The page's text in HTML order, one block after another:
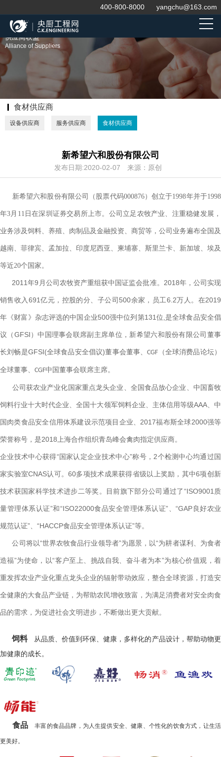
400-800-8000 yangchu@163.com
供应商联盟
Alliance of Suppliers
食材供应商
设备供应商 服务供应商 食材供应商
新希望六和股份有限公司
发布日期:2020-02-07 来源：原创
新希望六和股份有限公司（股票代码000876）创立于1998年并于1998
年3月11日在深圳证券交易所上市。公司立足农牧产业、注重稳健发展，
业务涉及饲料、养殖、肉制品及金融投资、商贸等，公司业务遍布全国及
越南、菲律宾、孟加拉、印度尼西亚、柬埔寨、斯里兰卡、新加坡、埃及
等近20个国家。
2011年9月公司农牧资产重组获中国证监会批准。2018年，公司实现
销售收入691亿元，控股的分、子公司500余家，员工6.2万人。在2019
年《财富》杂志评选的中国企业500强中位列第131位,是全球食品安全倡
议（GFSI）中国理事会联席副主席单位，新希望六和股份有限公司董事
长刘畅是GFSI(全球食品安全倡议)董事会董事、CGF（全球消费品论坛）
全球董事、 CGF中国董事会联席主席。
公司获农业产业化国家重点龙头企业、全国食品放心企业、中国畜牧
饲料行业十大时代企业、全国十大领军饲料企业、主体信用等级AAA、中
国肉类食品安全信用体系建设示范项目企业、2017福布斯全球2000强等
荣誉称号，是2018上海合作组织青岛峰会禽肉指定供应商。
企业技术中心获得“国家认定企业技术中心”称号，2个检测中心均通过国
家实验室CNAS认可。60多项技术成果获得省级以上奖励，其中6项创新
技术获国家科学技术进步二等奖。目前旗下部分公司通过了“ISO9001质
量管理体系认证”和“ISO22000食品安全管理体系认证”、“GAP良好农业
规范认证”、“HACCP食品安全管理体系认证”等。
公司将以“世界农牧食品行业领导者”为愿景，以“为耕者谋利、为食者
造福”为使命，以“客户至上、挑战自我、奋斗者为本”为核心价值观，着
重发挥农业产业化重点龙头企业的辐射带动效应，整合全球资源，打造安
全健康的大食品产业链，为帮助农民增收致富，为满足消费者对安全肉食
品的需求，为促进社会文明进步，不断做出更大贡献。
饲料
从品质、价值到环保、健康，多样化的产品设计，帮助动物更
加健康的成长。
食品丰富的食品品牌，为人生提供安全、健康、个性化的饮食方式，让生活
更美好。